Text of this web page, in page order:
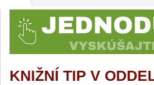
KNIŽNÍ TIP V